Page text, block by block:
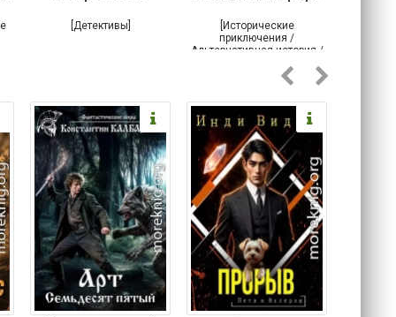
[Детективы]
[Исторические
приключения /
Альтернативная история /